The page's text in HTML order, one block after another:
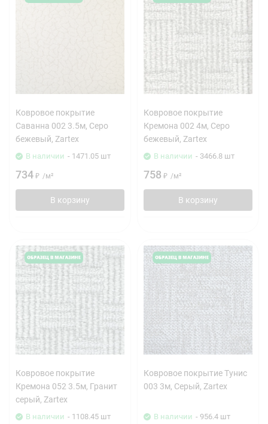
Ковровое покрытие
Саванна 002 3.5м, Серо
бежевый, Zartex
В наличии - 1471.05 шт
734 ₽ /м²
В корзину
Ковровое покрытие
Кремона 002 4м, Серо
бежевый, Zartex
В наличии - 3466.8 шт
758 ₽ /м²
В корзину
Ковровое покрытие
Кремона 052 3.5м, Гранит
серый, Zartex
В наличии - 1108.45 шт
Ковровое покрытие Тунис
003 3м, Серый, Zartex
В наличии - 956.4 шт